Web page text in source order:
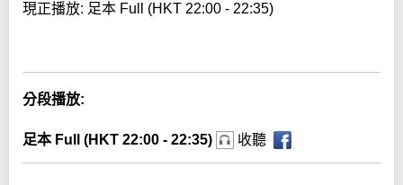
現正播放: 足本 Full (HKT 22:00 - 22:35)
分段播放:
足本 Full (HKT 22:00 - 22:35) 收聽